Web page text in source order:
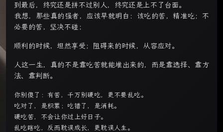
到最后，终究还是拼不过别人，终究还是上不了台面。
我想，那些真的强者，应该早就明白：该吃的苦，精准吃；不
必要的苦，坚决不碰；
顺利的时候，坦然享受；阻碍来的时候，从容应对。
人这一生，真的不是靠吃苦就能堆出来的，而是靠选择、靠方
法、靠判断。
你别傻了：有苦，千万别硬吃，更不要乱吃。
吃对了，是积累；吃错了，是消耗。
硬吃苦，不会让你过上好日子。
乱吃瞎吃，反而耽误成长，更耽误人生。